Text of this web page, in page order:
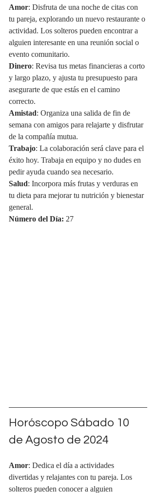
Amor: Disfruta de una noche de citas con
tu pareja, explorando un nuevo restaurante o
actividad. Los solteros pueden encontrar a
alguien interesante en una reunión social o
evento comunitario.
Dinero: Revisa tus metas financieras a corto
y largo plazo, y ajusta tu presupuesto para
asegurarte de que estás en el camino
correcto.
Amistad: Organiza una salida de fin de
semana con amigos para relajarte y disfrutar
de la compañía mutua.
Trabajo: La colaboración será clave para el
éxito hoy. Trabaja en equipo y no dudes en
pedir ayuda cuando sea necesario.
Salud: Incorpora más frutas y verduras en
tu dieta para mejorar tu nutrición y bienestar
general.
Número del Día: 27
Horóscopo Sábado 10
de Agosto de 2024
Amor: Dedica el día a actividades
divertidas y relajantes con tu pareja. Los
solteros pueden conocer a alguien